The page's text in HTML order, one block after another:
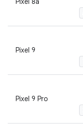
Pixel 9
Pixel 9 Pro